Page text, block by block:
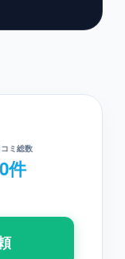
ミ総数
0件